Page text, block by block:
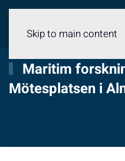
Skip to main content
Maritim
Mötesplatsen i